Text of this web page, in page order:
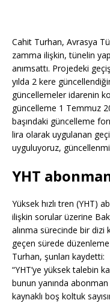
Cahit Turhan, Avrasya
zamma ilişkin, tünelin
anımsattı. Projedeki
yılda 2 kere
güncellemeler idarenin
güncelleme 1 Temmuz
başındaki güncelleme
lira olarak uygulanan
uyguluyoruz,
YHT
Yüksek hızlı tren (YHT)
ilişkin sorular üzerine
alınma sürecinde bir dizi
geçen sürede düzenleme
Turhan, şunları kaydetti:
“YHT’ye yüksek talebin
bunun yanında
kaynaklı boş koltuk